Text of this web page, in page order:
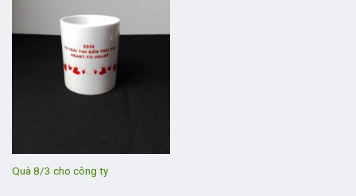
Quà 8/3 cho công ty